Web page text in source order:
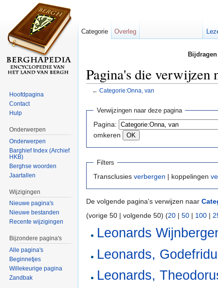
Pagina's die verwijzen
← Categorie:Onna, van
Verwijzingen naar deze pagina
Pagina:
omkeren
Filters
Transclusies verbergen | koppelingen
De volgende pagina's verwijzen naar
(vorige 50 | volgende 50) (20 | 50 | 100 |
Leonards
Leonards,
Leonards,
Categorie Overleg
Hoofdpagina
Contact
Hulp
Onderwerpen
Onderwerpen
Barghief Index (Archief
HKB)
Berghse woorden
Jaartallen
Wijzigingen
Nieuwe pagina's
Nieuwe bestanden
Recente wijzigingen
Bijzondere pagina's
Alle pagina's
Beginnetjes
Willekeurige pagina
Zandbak